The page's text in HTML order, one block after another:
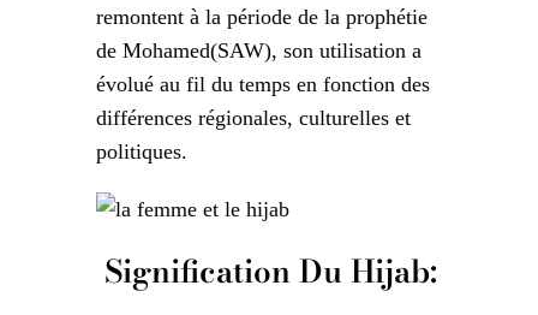
remontent à la période de la prophétie
de Mohamed(SAW), son utilisation a
évolué au fil du temps en fonction des
différences régionales, culturelles et
politiques.
Signification Du Hijab: